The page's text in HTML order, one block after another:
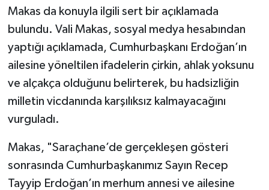
Makas da konuyla ilgili sert bir açıklamada
bulundu. Vali Makas, sosyal medya hesabından
yaptığı açıklamada, Cumhurbaşkanı Erdoğan’ın
ailesine yöneltilen ifadelerin çirkin, ahlak yoksunu
ve alçakça olduğunu belirterek, bu hadsizliğin
milletin vicdanında karşılıksız kalmayacağını
vurguladı.
Makas, "Saraçhane’de gerçekleşen gösteri
sonrasında Cumhurbaşkanımız Sayın Recep
Tayyip Erdoğan’ın merhum annesi ve ailesine